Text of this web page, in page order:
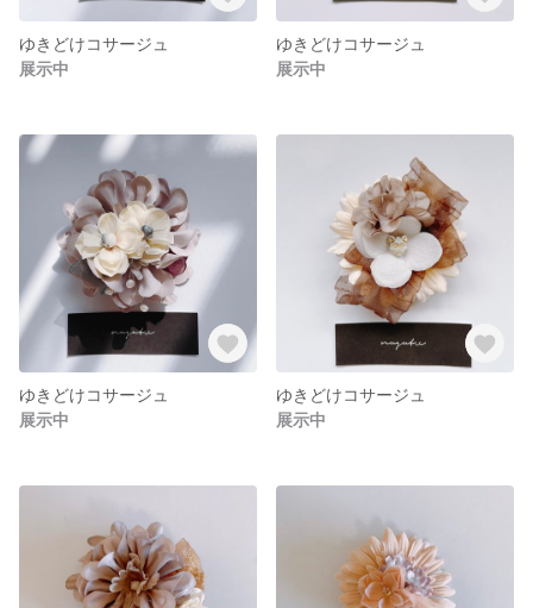
ゆきどけコサージュ
展示中
ゆきどけコサージュ
展示中
ゆきどけコサージュ
展示中
ゆきどけコサージュ
展示中